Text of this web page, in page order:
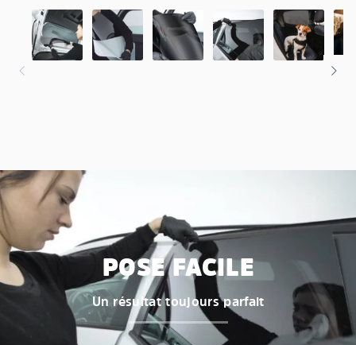
POSE FACILE
Un résultat toujours parfait